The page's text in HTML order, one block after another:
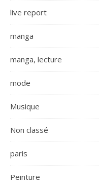
live report
manga
manga, lecture
mode
Musique
Non classé
paris
Peinture